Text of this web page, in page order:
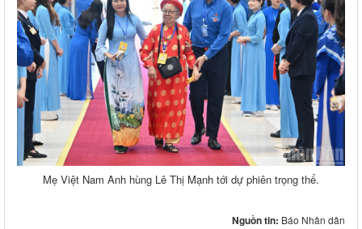
Mẹ Việt Nam Anh hùng Lê Thị Mạnh tới dự phiên trọng thể.
Nguồn tin: Báo Nhân dân